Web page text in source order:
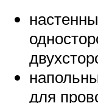
для